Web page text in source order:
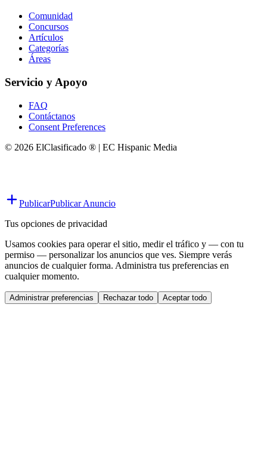
Comunidad
Concursos
Artículos
Categorías
Áreas
Servicio y Apoyo
FAQ
Contáctanos
Consent Preferences
© 2026 ElClasificado ® | EC Hispanic Media
PublicarPublicar Anuncio
Tus opciones de privacidad
Usamos cookies para operar el sitio, medir el tráfico y — con tu
permiso — personalizar los anuncios que ves. Siempre verás
anuncios de cualquier forma. Administra tus preferencias en
cualquier momento.
Administrar preferencias Rechazar todo Aceptar todo